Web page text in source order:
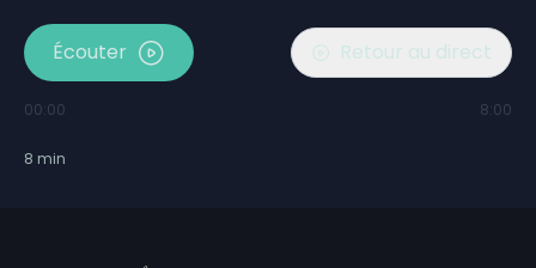
Écouter Retour au direct
00:00 8:00
8 min